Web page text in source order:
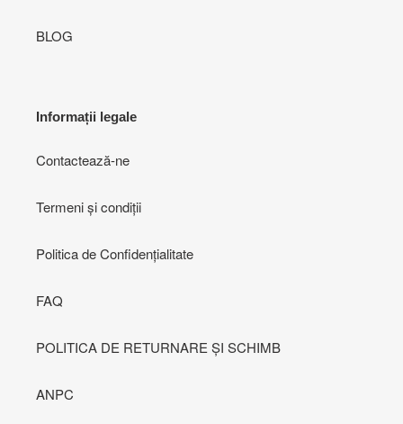
BLOG
Informații legale
Contactează-ne
Termeni și condiții
Politica de Confidențialitate
FAQ
POLITICA DE RETURNARE ȘI SCHIMB
ANPC